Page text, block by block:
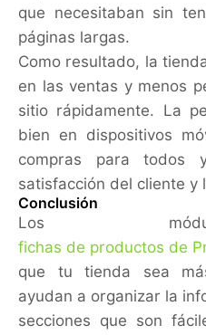
que necesitaban sin
páginas largas.
Como resultado, la
en las ventas y menos
sitio rápidamente. La
bien en dispositivos
compras para todos
satisfacción del cliente y
Conclusión
Los
fichas de productos de
que tu tienda sea
ayudan a organizar la
secciones que son